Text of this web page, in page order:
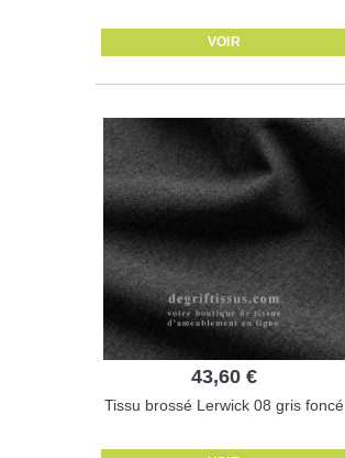
VOIR
43,60 €
Tissu brossé Lerwick 08 gris foncé